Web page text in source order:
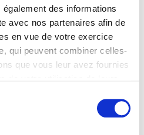
des informations
avec nos partenaires afin de
en vue de votre exercice
qui peuvent combiner celles-
que vous leur avez fournies
Web.
politique de traitement,